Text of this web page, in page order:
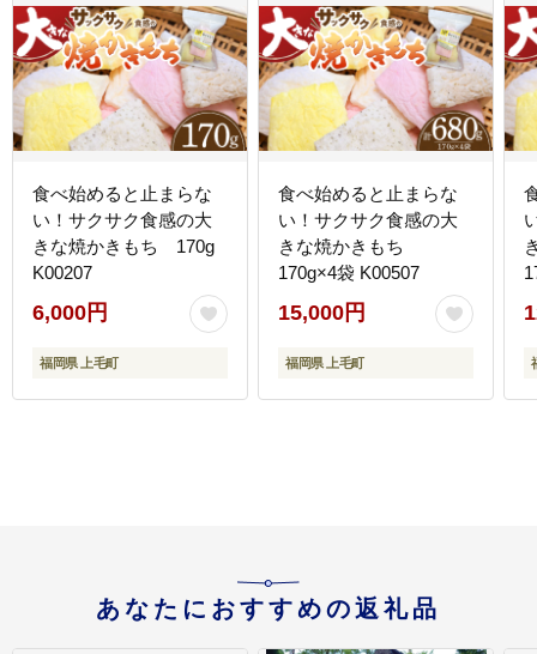
食べ始めると止まらな
い！サクサク食感の大
きな焼かきもち 170g
K00207
6,000円
福岡県 上毛町
食べ始めると止まらな
い！サクサク食感の大
きな焼かきもち
170g×4袋 K00507
15,000円
福岡県 上毛町
あなたにおすすめの返礼品